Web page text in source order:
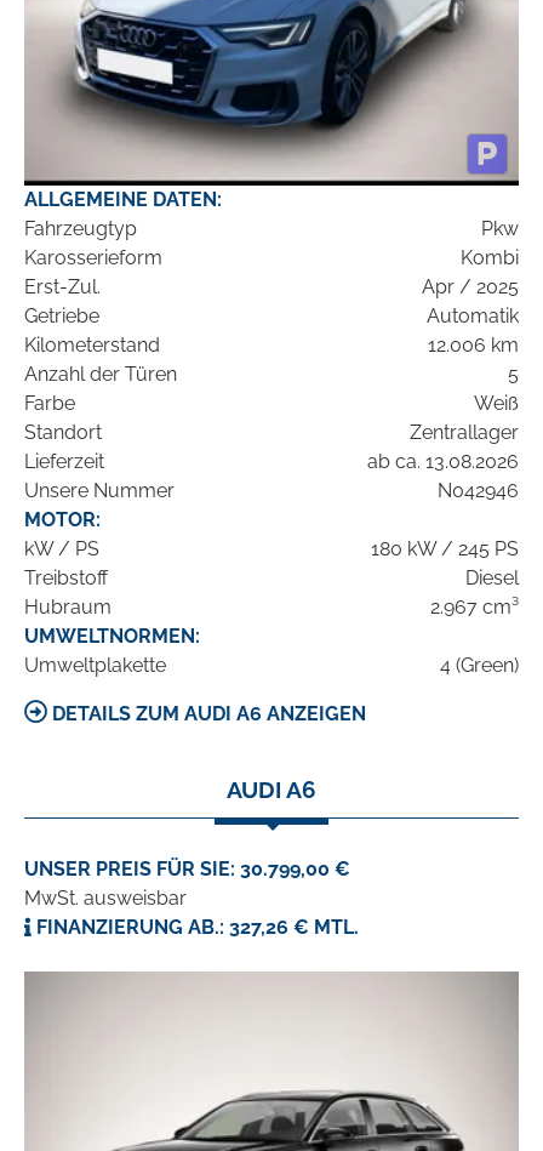
ALLGEMEINE DATEN:
Fahrzeugtyp
Pkw
Karosserieform
Kombi
Erst-Zul.
Apr / 2025
Getriebe
Automatik
Kilometerstand
12.006 km
Anzahl der Türen
5
Farbe
Weiß
Standort
Zentrallager
Lieferzeit
ab ca. 13.08.2026
Unsere Nummer
N042946
MOTOR:
kW / PS
180 kW / 245 PS
Treibstoff
Diesel
Hubraum
2.967 cm³
UMWELTNORMEN:
Umweltplakette
4 (Green)
DETAILS ZUM AUDI A6 ANZEIGEN
AUDI A6
UNSER PREIS FÜR SIE: 30.799,00 €
MwSt. ausweisbar
FINANZIERUNG AB.: 327,26 € MTL.